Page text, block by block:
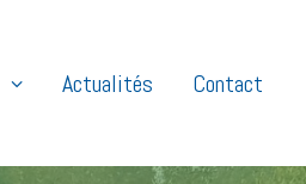
Actualités Contact